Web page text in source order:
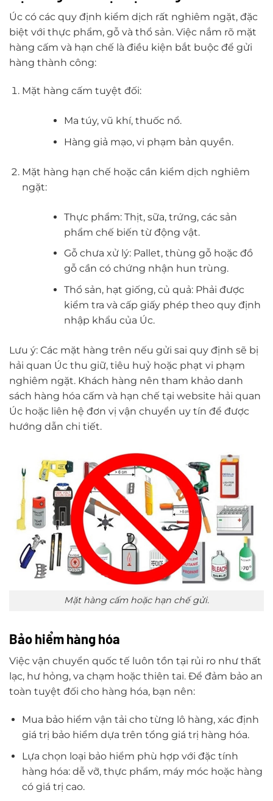
Úc có các quy định kiểm dịch rất nghiêm ngặt, đặc
biệt với thực phẩm, gỗ và thổ sản. Việc nắm rõ mặt
hàng cấm và hạn chế là điều kiện bắt buộc để gửi
hàng thành công:
Mặt hàng cấm tuyệt đối:
Ma túy, vũ khí, thuốc nổ.
Hàng giả mạo, vi phạm bản quyền.
Mặt hàng hạn chế hoặc cần kiểm dịch nghiêm
ngặt:
Thực phẩm: Thịt, sữa, trứng, các sản
phẩm chế biến từ động vật.
Gỗ chưa xử lý: Pallet, thùng gỗ hoặc đồ
gỗ cần có chứng nhận hun trùng.
Thổ sản, hạt giống, củ quả: Phải được
kiểm tra và cấp giấy phép theo quy định
nhập khẩu của Úc.
Lưu ý: Các mặt hàng trên nếu gửi sai quy định sẽ bị
hải quan Úc thu giữ, tiêu huỷ hoặc phạt vi phạm
nghiêm ngặt. Khách hàng nên tham khảo danh
sách hàng hóa cấm và hạn chế tại website hải quan
Úc hoặc liên hệ đơn vị vận chuyển uy tín để được
hướng dẫn chi tiết.
Mặt hàng cấm hoặc hạn chế gửi.
Bảo hiểm hàng hóa
Việc vận chuyển quốc tế luôn tồn tại rủi ro như thất
lạc, hư hỏng, va chạm hoặc thiên tai. Để đảm bảo an
toàn tuyệt đối cho hàng hóa, bạn nên:
Mua bảo hiểm vận tải cho từng lô hàng, xác định
giá trị bảo hiểm dựa trên tổng giá trị hàng hóa.
Lựa chọn loại bảo hiểm phù hợp với đặc tính
hàng hóa: dễ vỡ, thực phẩm, máy móc hoặc hàng
có giá trị cao.